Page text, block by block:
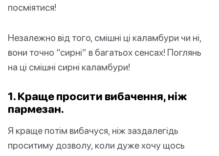
посміятися!
Незалежно від того, смішні ці каламбури чи ні,
вони точно “сирні” в багатьох сенсах! Поглянь
на ці смішні сирні каламбури!
1. Краще просити вибачення, ніж
пармезан.
Я краще потім вибачуся, ніж заздалегідь
проситиму дозволу, коли дуже хочу щось